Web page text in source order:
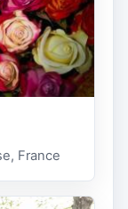
France